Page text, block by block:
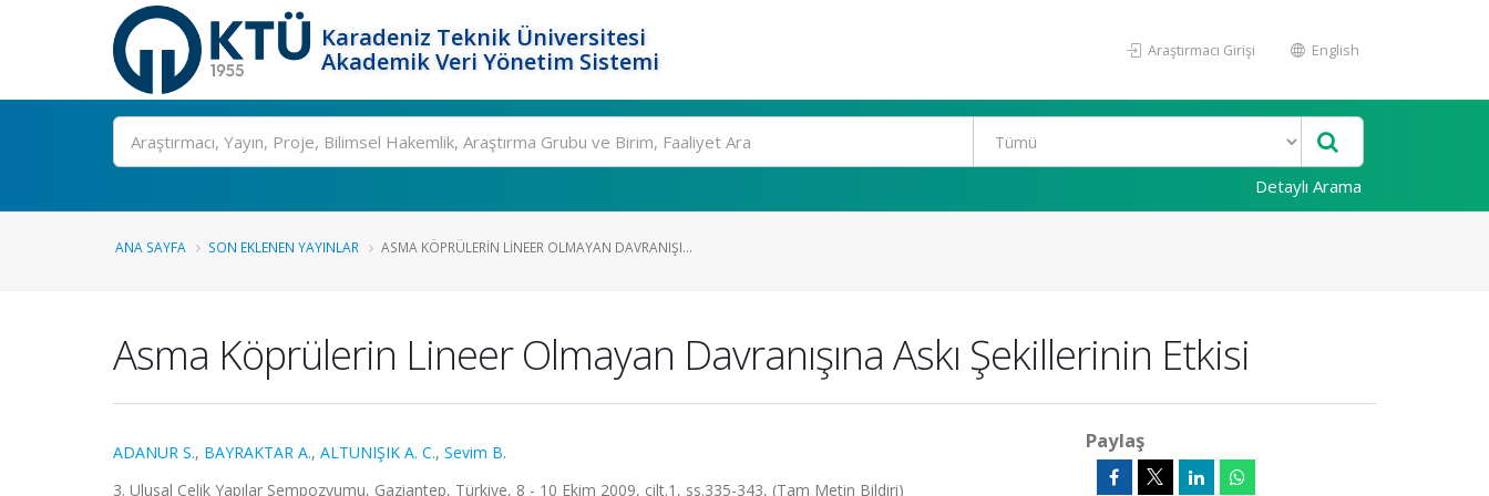
Karadeniz Teknik Üniversitesi
Akademik Veri Yönetim Sistemi
Araştırmacı Girişi English
Ara
Detaylı Arama
ANA SAYFA SON EKLENEN YAYINLAR ASMA KÖPRÜLERIN LINEER OLMAYAN DAVRANIŞI...
Asma Köprülerin Lineer Olmayan Davranışına Askı Şekillerinin Etkisi
ADANUR S., BAYRAKTAR A., ALTUNIŞIK A. C., Sevim B.
3. Ulusal Çelik Yapılar Sempozyumu, Gaziantep, Türkiye, 8 - 10 Ekim 2009, cilt.1, ss.335-343, (Tam Metin Bildiri)
Paylaş